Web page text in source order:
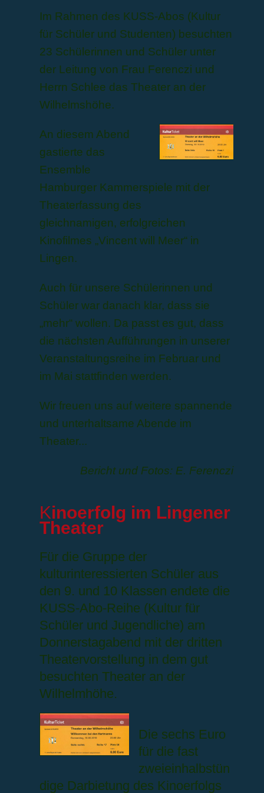
Im Rahmen des KUSS-Abos (Kultur
für Schüler und Studenten) besuchten
23 Schülerinnen und Schüler unter
der Leitung von Frau Ferenczi und
Herrn Schlee das Theater an der
Wilhelmshöhe.
An diesem Abend
gastierte das
Ensemble
Hamburger Kammerspiele mit der
Theaterfassung des
gleichnamigen, erfolgreichen
Kinofilmes „Vincent will Meer“ in
Lingen.
Auch für unsere Schülerinnen und
Schüler war danach klar, dass sie
„mehr“ wollen. Da passt es gut, dass
die nächsten Aufführungen in unserer
Veranstaltungsreihe im Februar und
im Mai stattfinden werden.
Wir freuen uns auf weitere spannende
und unterhaltsame Abende im
Theater...
Bericht und Fotos: E. Ferenczi
Kinoerfolg im Lingener
Theater
Für die Gruppe der
kulturinteressierten Schüler aus
den 9. und 10 Klassen endete die
KUSS-Abo-Reihe (Kultur für
Schüler und Jugendliche) am
Donnerstagabend mit der dritten
Theatervorstellung in dem gut
besuchten Theater an der
Wilhelmhöhe.
Die sechs Euro
für die fast
zweieinhalbstün
dige Darbietung des Kinoerfolgs